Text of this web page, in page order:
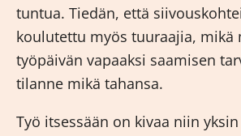
tuntua. Tiedän, että
koulutettu myös tuuraajia, mikä
työpäivän vapaaksi saamisen
tilanne mikä tahansa.
Työ itsessään on kivaa niin